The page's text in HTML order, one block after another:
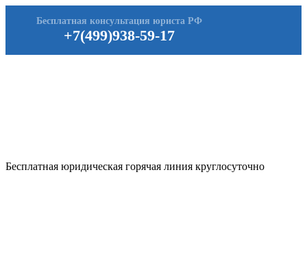
+7(499)938-59-17
Бесплатная консультация юриста РФ
Бесплатная юридическая горячая линия круглосуточно